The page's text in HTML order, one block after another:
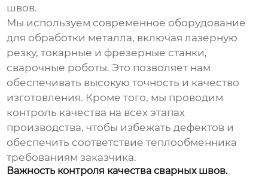
швов.
Мы используем современное оборудование
для обработки металла, включая лазерную
резку, токарные и фрезерные станки,
сварочные роботы. Это позволяет нам
обеспечивать высокую точность и качество
изготовления. Кроме того, мы проводим
контроль качества на всех этапах
производства, чтобы избежать дефектов и
обеспечить соответствиетеплообменника
требованиям заказчика.
Важность контроля качества сварных швов.